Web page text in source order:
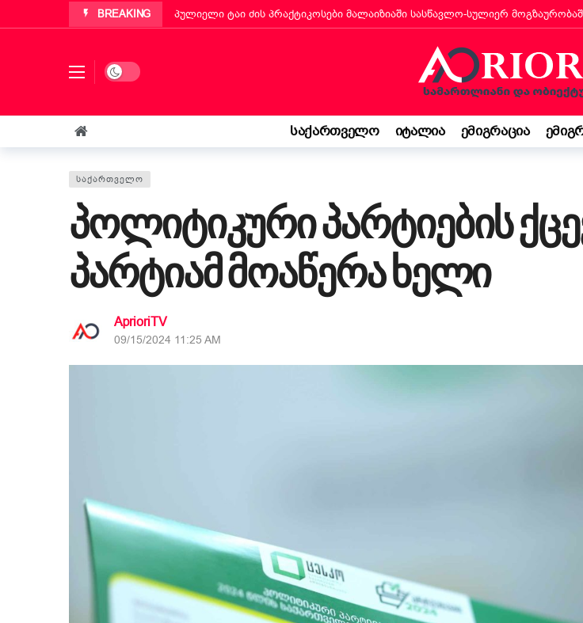
BREAKING პუტინიანოს მერმა ქართველ ემიგრანტს იტალიის მოქალაქეობა პირადად
ქართველმა ემიგრანტმა მოსწავლემ იტალიაში პოეზიის კონკურსი მოიგო
რა უნდა იცოდეს „კოლფ-ბადანტემ“ შემოსავლის დეკლარაცია 730-ს შესახებ!
იტალიის პარლამენტმა „უსაფრთხოების დეკრეტი“ დაამტკიცა – რას ნიშნავს ეს
„საფრანგეთმა სიცოცხლე მაჩუქა, საქართველო კი ჩემი ფესვებია“ — 15
Dark mode
საქართველო იტალია ემიგრაცია
ᲡᲐᲥᲐᲠᲗᲕᲔᲚᲝ
პოლიტიკური პარტიების
პარტიამ მოაწერა ხელი
AprioriTV
09/15/2024 11:25 AM